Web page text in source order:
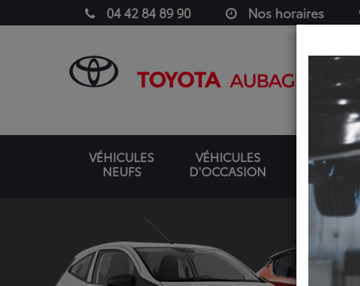
04 42 84 89 90 Nos horaires
VÉHICULES
NEUFS
VÉHICULES
D'OCCASION
UTILITAIRES